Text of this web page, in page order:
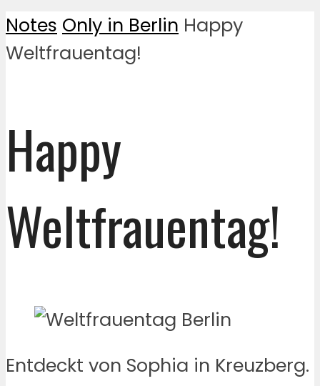
Notes Only in Berlin Happy
Weltfrauentag!
Happy
Weltfrauentag!
Entdeckt von Sophia in Kreuzberg.